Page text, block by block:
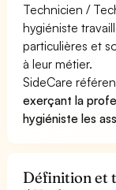
Technicien /
hygiéniste
particulières et
à leur métier.
SideCare
exerçant la
hygiéniste les
Définition et